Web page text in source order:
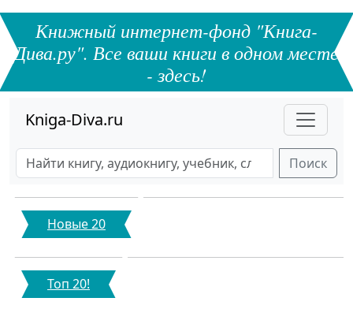
Книжный интернет-фонд "Книга-
Дива.ру". Все ваши книги в одном месте
- здесь!
Kniga-Diva.ru
Поиск
Новые 20
Топ 20!